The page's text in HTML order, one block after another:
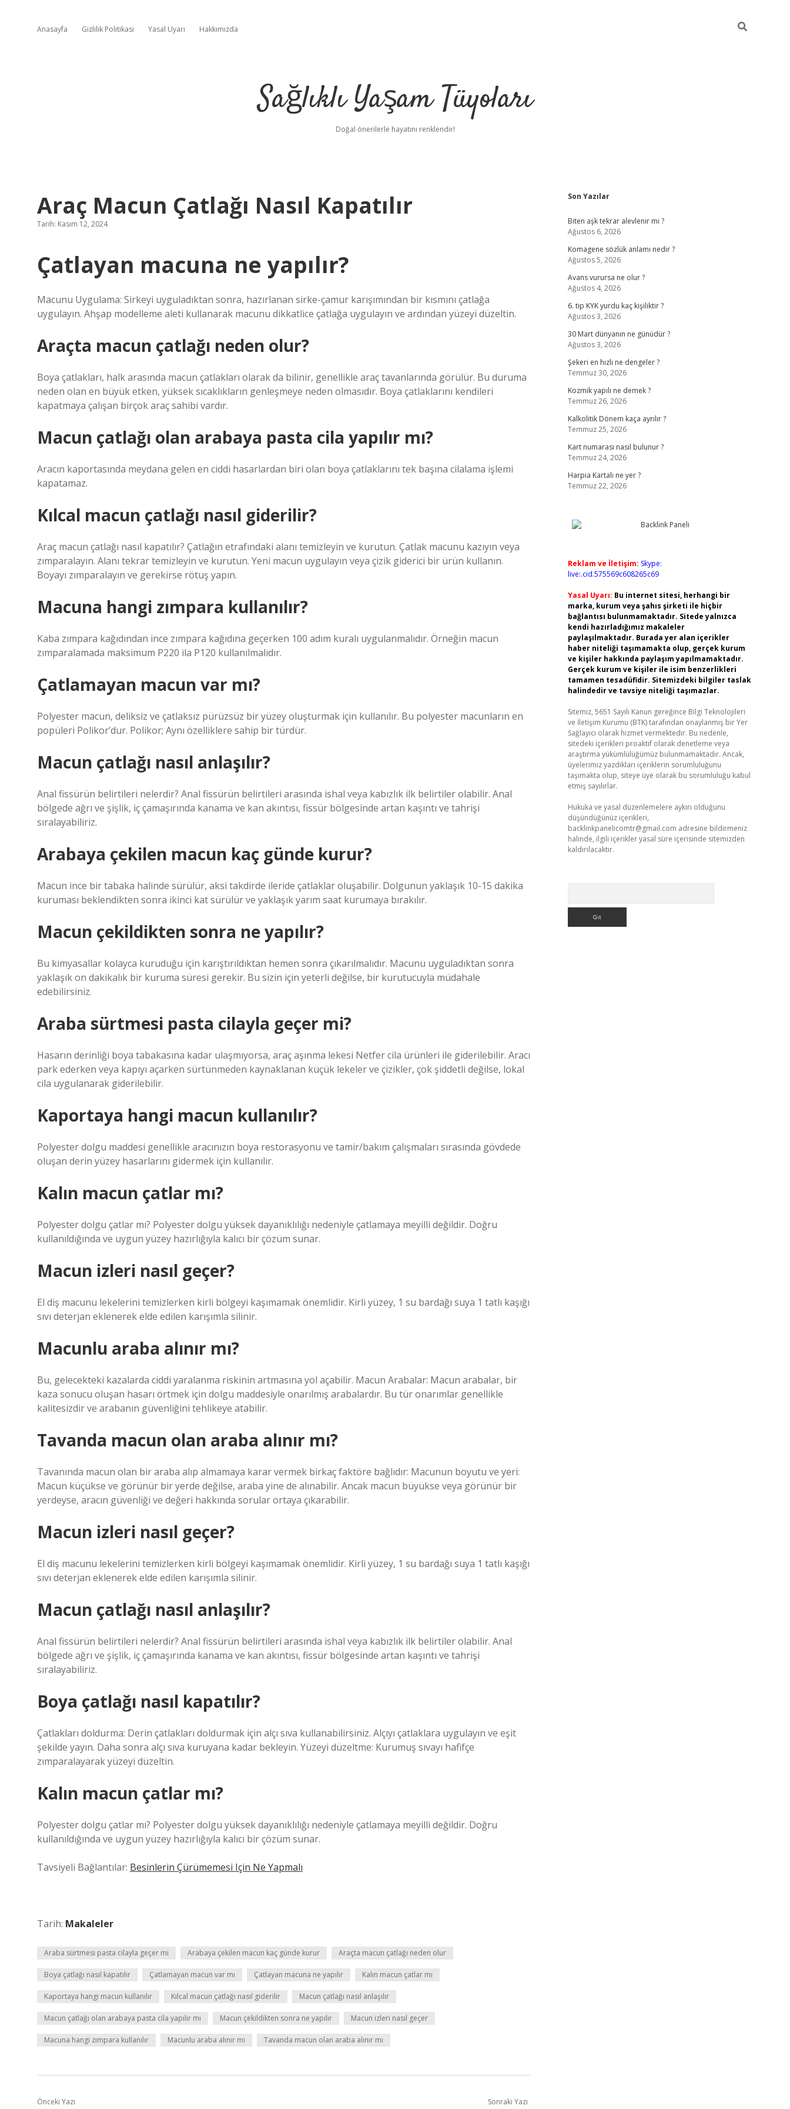
Anasayfa Gizlilik Politikası Yasal Uyarı Hakkımızda
Sağlıklı Yaşam Tüyoları
Doğal önerilerle hayatını renklendir!
Araç Macun Çatlağı Nasıl Kapatılır
Tarih: Kasım 12, 2024
Çatlayan macuna ne yapılır?
Macunu Uygulama: Sirkeyi uyguladıktan sonra, hazırlanan sirke-çamur karışımından bir kısmını çatlağa
uygulayın. Ahşap modelleme aleti kullanarak macunu dikkatlice çatlağa uygulayın ve ardından yüzeyi düzeltin.
Araçta macun çatlağı neden olur?
Boya çatlakları, halk arasında macun çatlakları olarak da bilinir, genellikle araç tavanlarında görülür. Bu duruma
neden olan en büyük etken, yüksek sıcaklıkların genleşmeye neden olmasıdır. Boya çatlaklarını kendileri
kapatmaya çalışan birçok araç sahibi vardır.
Macun çatlağı olan arabaya pasta cila yapılır mı?
Aracın kaportasında meydana gelen en ciddi hasarlardan biri olan boya çatlaklarını tek başına cilalama işlemi
kapatamaz.
Kılcal macun çatlağı nasıl giderilir?
Araç macun çatlağı nasıl kapatılır? Çatlağın etrafındaki alanı temizleyin ve kurutun. Çatlak macunu kazıyın veya
zımparalayın. Alanı tekrar temizleyin ve kurutun. Yeni macun uygulayın veya çizik giderici bir ürün kullanın.
Boyayı zımparalayın ve gerekirse rötuş yapın.
Macuna hangi zımpara kullanılır?
Kaba zımpara kağıdından ince zımpara kağıdına geçerken 100 adım kuralı uygulanmalıdır. Örneğin macun
zımparalamada maksimum P220 ila P120 kullanılmalıdır.
Çatlamayan macun var mı?
Polyester macun, deliksiz ve çatlaksız pürüzsüz bir yüzey oluşturmak için kullanılır. Bu polyester macunların en
popüleri Polikor’dur. Polikor; Aynı özelliklere sahip bir türdür.
Macun çatlağı nasıl anlaşılır?
Anal fissürün belirtileri nelerdir? Anal fissürün belirtileri arasında ishal veya kabızlık ilk belirtiler olabilir. Anal
bölgede ağrı ve şişlik, iç çamaşırında kanama ve kan akıntısı, fissür bölgesinde artan kaşıntı ve tahrişi
sıralayabiliriz.
Arabaya çekilen macun kaç günde kurur?
Macun ince bir tabaka halinde sürülür, aksi takdirde ileride çatlaklar oluşabilir. Dolgunun yaklaşık 10-15 dakika
kuruması beklendikten sonra ikinci kat sürülür ve yaklaşık yarım saat kurumaya bırakılır.
Macun çekildikten sonra ne yapılır?
Bu kimyasallar kolayca kuruduğu için karıştırıldıktan hemen sonra çıkarılmalıdır. Macunu uyguladıktan sonra
yaklaşık on dakikalık bir kuruma süresi gerekir. Bu sizin için yeterli değilse, bir kurutucuyla müdahale
edebilirsiniz.
Araba sürtmesi pasta cilayla geçer mi?
Hasarın derinliği boya tabakasına kadar ulaşmıyorsa, araç aşınma lekesi Netfer cila ürünleri ile giderilebilir. Aracı
park ederken veya kapıyı açarken sürtünmeden kaynaklanan küçük lekeler ve çizikler, çok şiddetli değilse, lokal
cila uygulanarak giderilebilir.
Kaportaya hangi macun kullanılır?
Polyester dolgu maddesi genellikle aracınızın boya restorasyonu ve tamir/bakım çalışmaları sırasında gövdede
oluşan derin yüzey hasarlarını gidermek için kullanılır.
Kalın macun çatlar mı?
Polyester dolgu çatlar mı? Polyester dolgu yüksek dayanıklılığı nedeniyle çatlamaya meyilli değildir. Doğru
kullanıldığında ve uygun yüzey hazırlığıyla kalıcı bir çözüm sunar.
Macun izleri nasıl geçer?
El diş macunu lekelerini temizlerken kirli bölgeyi kaşımamak önemlidir. Kirli yüzey, 1 su bardağı suya 1 tatlı kaşığı
sıvı deterjan eklenerek elde edilen karışımla silinir.
Macunlu araba alınır mı?
Bu, gelecekteki kazalarda ciddi yaralanma riskinin artmasına yol açabilir. Macun Arabalar: Macun arabalar, bir
kaza sonucu oluşan hasarı örtmek için dolgu maddesiyle onarılmış arabalardır. Bu tür onarımlar genellikle
kalitesizdir ve arabanın güvenliğini tehlikeye atabilir.
Tavanda macun olan araba alınır mı?
Tavanında macun olan bir araba alıp almamaya karar vermek birkaç faktöre bağlıdır: Macunun boyutu ve yeri:
Macun küçükse ve görünür bir yerde değilse, araba yine de alınabilir. Ancak macun büyükse veya görünür bir
yerdeyse, aracın güvenliği ve değeri hakkında sorular ortaya çıkarabilir.
Macun izleri nasıl geçer?
El diş macunu lekelerini temizlerken kirli bölgeyi kaşımamak önemlidir. Kirli yüzey, 1 su bardağı suya 1 tatlı kaşığı
sıvı deterjan eklenerek elde edilen karışımla silinir.
Macun çatlağı nasıl anlaşılır?
Anal fissürün belirtileri nelerdir? Anal fissürün belirtileri arasında ishal veya kabızlık ilk belirtiler olabilir. Anal
bölgede ağrı ve şişlik, iç çamaşırında kanama ve kan akıntısı, fissür bölgesinde artan kaşıntı ve tahrişi
sıralayabiliriz.
Boya çatlağı nasıl kapatılır?
Çatlakları doldurma: Derin çatlakları doldurmak için alçı sıva kullanabilirsiniz. Alçıyı çatlaklara uygulayın ve eşit
şekilde yayın. Daha sonra alçı sıva kuruyana kadar bekleyin. Yüzeyi düzeltme: Kurumuş sıvayı hafifçe
zımparalayarak yüzeyi düzeltin.
Kalın macun çatlar mı?
Polyester dolgu çatlar mı? Polyester dolgu yüksek dayanıklılığı nedeniyle çatlamaya meyilli değildir. Doğru
kullanıldığında ve uygun yüzey hazırlığıyla kalıcı bir çözüm sunar.
Tavsiyeli Bağlantılar: Besinlerin Çürümemesi Için Ne Yapmalı
Tarih: Makaleler
Araba sürtmesi pasta cilayla geçer mi Arabaya çekilen macun kaç günde kurur Araçta macun çatlağı neden olur
Boya çatlağı nasıl kapatılır Çatlamayan macun var mı Çatlayan macuna ne yapılır Kalın macun çatlar mı
Kaportaya hangi macun kullanılır Kılcal macun çatlağı nasıl giderilir Macun çatlağı nasıl anlaşılır
Macun çatlağı olan arabaya pasta cila yapılır mı Macun çekildikten sonra ne yapılır Macun izleri nasıl geçer
Macuna hangi zımpara kullanılır Macunlu araba alınır mı Tavanda macun olan araba alınır mı
Önceki Yazı Sonraki Yazı
Sidebar
Son Yazılar
Biten aşk tekrar alevlenir mi ?
Ağustos 6, 2026
Komagene sözlük anlamı nedir ?
Ağustos 5, 2026
Avans vurursa ne olur ?
Ağustos 4, 2026
6. tip KYK yurdu kaç kişiliktir ?
Ağustos 3, 2026
30 Mart dünyanın ne günüdür ?
Ağustos 3, 2026
Şekeri en hızlı ne dengeler ?
Temmuz 30, 2026
Kozmik yapılı ne demek ?
Temmuz 26, 2026
Kalkolitik Dönem kaça ayrılır ?
Temmuz 25, 2026
Kart numarası nasıl bulunur ?
Temmuz 24, 2026
Harpia Kartalı ne yer ?
Temmuz 22, 2026
Reklam ve İletişim: Skype:
live:.cid.575569c608265c69
Yasal Uyarı: Bu internet sitesi, herhangi bir
marka, kurum veya şahıs şirketi ile hiçbir
bağlantısı bulunmamaktadır. Sitede yalnızca
kendi hazırladığımız makaleler
paylaşılmaktadır. Burada yer alan içerikler
haber niteliği taşımamakta olup, gerçek kurum
ve kişiler hakkında paylaşım yapılmamaktadır.
Gerçek kurum ve kişiler ile isim benzerlikleri
tamamen tesadüfidir. Sitemizdeki bilgiler taslak
halindedir ve tavsiye niteliği taşımazlar.
Sitemiz, 5651 Sayılı Kanun gereğince Bilgi Teknolojileri
ve İletişim Kurumu (BTK) tarafından onaylanmış bir Yer
Sağlayıcı olarak hizmet vermektedir. Bu nedenle,
sitedeki içerikleri proaktif olarak denetleme veya
araştırma yükümlülüğümüz bulunmamaktadır. Ancak,
üyelerimiz yazdıkları içeriklerin sorumluluğunu
taşımakta olup, siteye üye olarak bu sorumluluğu kabul
etmiş sayılırlar.
Hukuka ve yasal düzenlemelere aykırı olduğunu
düşündüğünüz içerikleri,
backlinkpanelicomtr@gmail.com adresine bildirmeniz
halinde, ilgili içerikler yasal süre içerisinde sitemizden
kaldırılacaktır.